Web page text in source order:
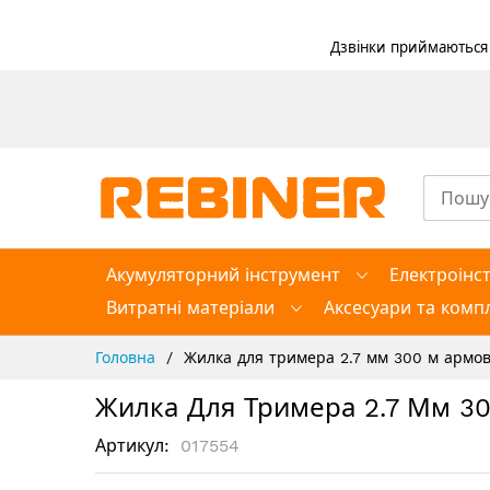
Дзвінки
Акумуляторний інструмент
Витратні матеріали
Аксесуари та
Головна Жилка для тримера 2.7 мм 300 м
Жилка Для Тримера 2.7 Мм
Артикул 017554